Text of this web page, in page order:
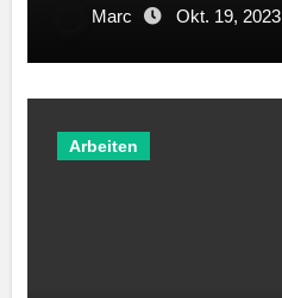
Marc Okt. 19, 2023
Arbeiten